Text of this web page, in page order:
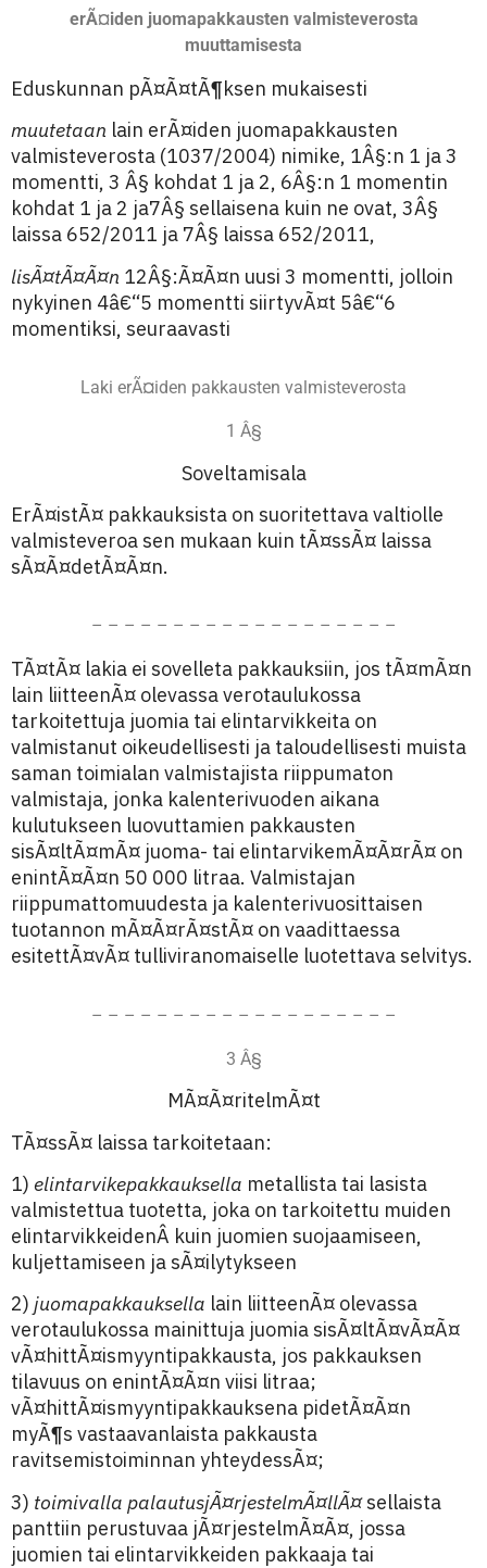
erÃ¤iden juomapakkausten valmisteverosta
muuttamisesta
Eduskunnan pÃ¤Ã¤tÃ¶ksen mukaisesti
muutetaan lain erÃ¤iden juomapakkausten
valmisteverosta (1037/2004) nimike, 1Â§:n 1 ja 3
momentti, 3 Â§ kohdat 1 ja 2, 6Â§:n 1 momentin
kohdat 1 ja 2 ja7Â§ sellaisena kuin ne ovat, 3Â§
laissa 652/2011 ja 7Â§ laissa 652/2011,
lisÃ¤tÃ¤Ã¤n 12Â§:Ã¤Ã¤n uusi 3 momentti, jolloin
nykyinen 4â€“5 momentti siirtyvÃ¤t 5â€“6
momentiksi, seuraavasti
Laki erÃ¤iden pakkausten valmisteverosta
1 Â§
Soveltamisala
ErÃ¤istÃ¤ pakkauksista on suoritettava valtiolle
valmisteveroa sen mukaan kuin tÃ¤ssÃ¤ laissa
sÃ¤Ã¤detÃ¤Ã¤n.
– – – – – – – – – – – – – – – – – – –
TÃ¤tÃ¤ lakia ei sovelleta pakkauksiin, jos tÃ¤mÃ¤n
lain liitteenÃ¤ olevassa verotaulukossa
tarkoitettuja juomia tai elintarvikkeita on
valmistanut oikeudellisesti ja taloudellisesti muista
saman toimialan valmistajista riippumaton
valmistaja, jonka kalenterivuoden aikana
kulutukseen luovuttamien pakkausten
sisÃ¤ltÃ¤mÃ¤ juoma- tai elintarvikemÃ¤Ã¤rÃ¤ on
enintÃ¤Ã¤n 50 000 litraa. Valmistajan
riippumattomuudesta ja kalenterivuosittaisen
tuotannon mÃ¤Ã¤rÃ¤stÃ¤ on vaadittaessa
esitettÃ¤vÃ¤ tulliviranomaiselle luotettava selvitys.
– – – – – – – – – – – – – – – – – – –
3 Â§
MÃ¤Ã¤ritelmÃ¤t
TÃ¤ssÃ¤ laissa tarkoitetaan:
1) elintarvikepakkauksella metallista tai lasista
valmistettua tuotetta, joka on tarkoitettu muiden
elintarvikkeidenÂ kuin juomien suojaamiseen,
kuljettamiseen ja sÃ¤ilytykseen
2) juomapakkauksella lain liitteenÃ¤ olevassa
verotaulukossa mainittuja juomia sisÃ¤ltÃ¤vÃ¤Ã¤
vÃ¤hittÃ¤ismyyntipakkausta, jos pakkauksen
tilavuus on enintÃ¤Ã¤n viisi litraa;
vÃ¤hittÃ¤ismyyntipakkauksena pidetÃ¤Ã¤n
myÃ¶s vastaavanlaista pakkausta
ravitsemistoiminnan yhteydessÃ¤;
3) toimivalla palautusjÃ¤rjestelmÃ¤llÃ¤sellaista
panttiin perustuvaa jÃ¤rjestelmÃ¤Ã¤, jossa
juomien tai elintarvikkeiden pakkaaja tai